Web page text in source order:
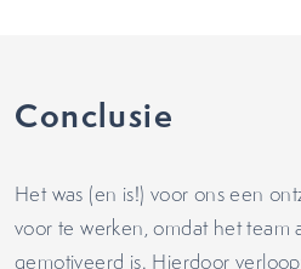
Conclusie
Het was (en is!) voor ons een
voor te werken, omdat het team
gemotiveerd is. Hierdoor